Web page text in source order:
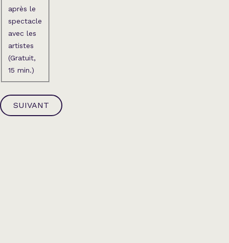
après le
spectacle
avec les
artistes
(Gratuit,
15 min.)